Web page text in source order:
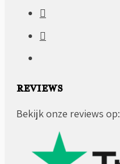
REVIEWS
Bekijk onze reviews op: